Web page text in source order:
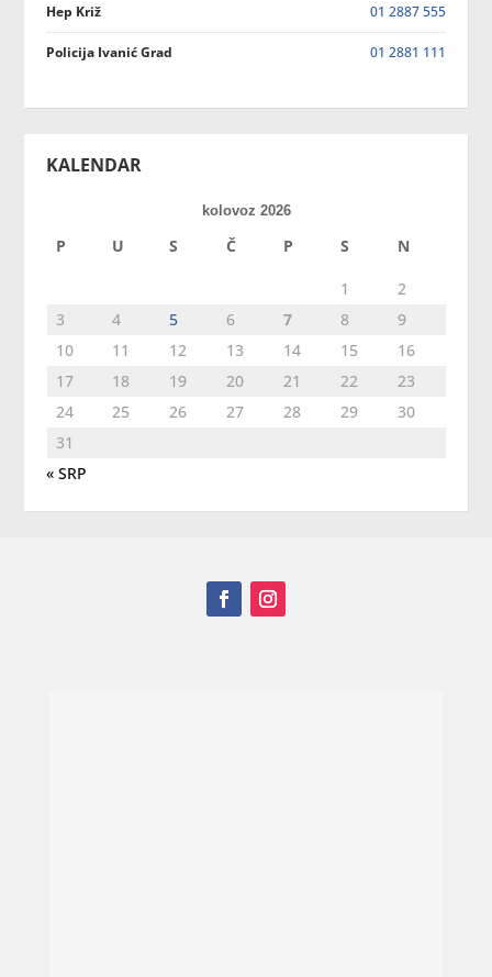
Hep Križ 01 2887 555
Policija Ivanić Grad 01 2881 111
KALENDAR
kolovoz 2026
P U S Č P S N
1
2
3
4 5 6 7 8
9
10
11 12 13 14 15
16
17
18 19 20 21 22
23
24
25 26 27 28 29
30
31
« SRP